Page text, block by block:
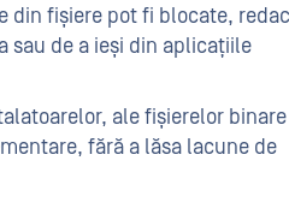
din fișiere pot fi blocate,
sau de a ieși din aplicațiile
ale fișierelor binare
fără a lăsa lacune de